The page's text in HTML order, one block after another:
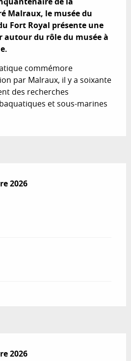
Malraux, le musée du
Fort Royal présente une
autour du rôle du musée à
commémore
par Malraux, il y a soixante
des recherches
et sous-marines
octobre 2026
2026
octobre 2026
2026